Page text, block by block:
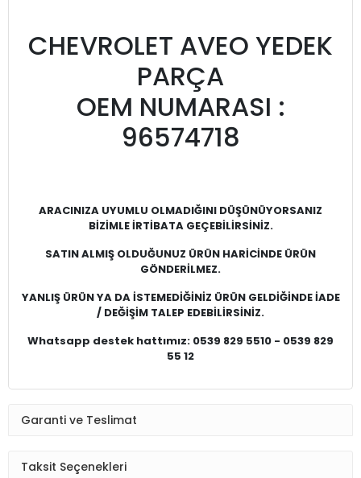
CHEVROLET AVEO YEDEK
PARÇA
OEM NUMARASI :
96574718
ARACINIZA UYUMLU OLMADIĞINI DÜŞÜNÜYORSANIZ
BİZİMLE İRTİBATA GEÇEBİLİRSİNİZ.
SATIN ALMIŞ OLDUĞUNUZ ÜRÜN HARİCİNDE ÜRÜN
GÖNDERİLMEZ.
YANLIŞ ÜRÜN YA DA İSTEMEDİĞİNİZ ÜRÜN GELDİĞİNDE İADE
/ DEĞİŞİM TALEP EDEBİLİRSİNİZ.
Whatsapp destek hattımız: 0539 829 5510 - 0539 829
55 12
Garanti ve Teslimat
Taksit Seçenekleri